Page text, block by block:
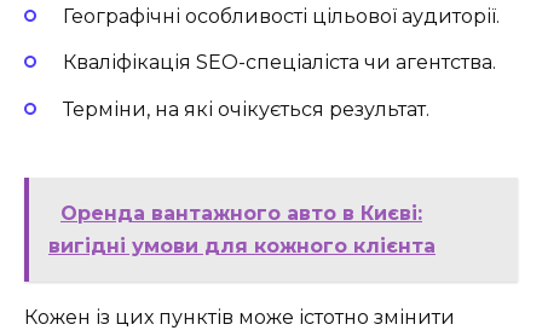
Географічні особливості цільової аудиторії.
Кваліфікація SEO-спеціаліста чи агентства.
Терміни, на які очікується результат.
Оренда вантажного авто в Києві:
вигідні умови для кожного клієнта
Кожен із цих пунктів може істотно змінити